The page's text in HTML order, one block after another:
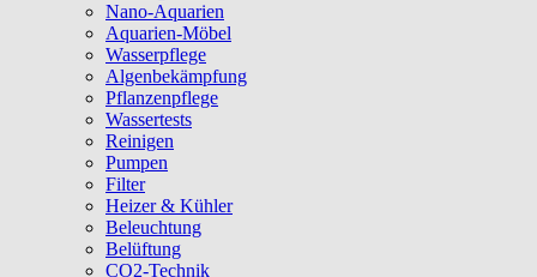
Nano-Aquarien
Aquarien-Möbel
Wasserpflege
Algenbekämpfung
Pflanzenpflege
Wassertests
Reinigen
Pumpen
Filter
Heizer & Kühler
Beleuchtung
Belüftung
CO2-Technik